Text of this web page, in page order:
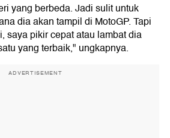
yang berbeda. Jadi sulit untuk
dia akan tampil di MotoGP. Tapi
saya pikir cepat atau lambat dia
yang terbaik," ungkapnya.
ADVERTISEMENT